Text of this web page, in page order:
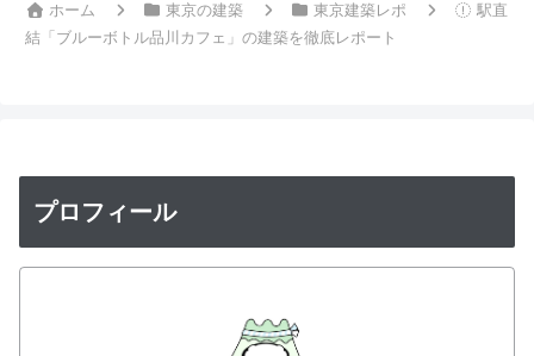
ホーム 東京の建築 東京建築レポ
駅直
結「ブルーボトル品川カフェ」の建築を徹底レポート
プロフィール